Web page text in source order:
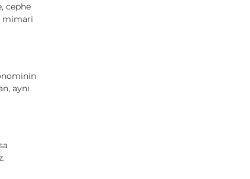
cephe
mimari
aynı